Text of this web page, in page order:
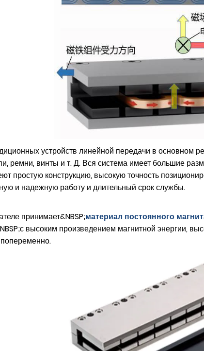
устройств линейной передачи в основном
ремни, винты и т. Д. Вся система имеет большие
простую конструкцию, высокую точность
и надежную работу и длительный срок службы.
принимает&NBSP;материал постоянного
высоким произведением магнитной энергии,